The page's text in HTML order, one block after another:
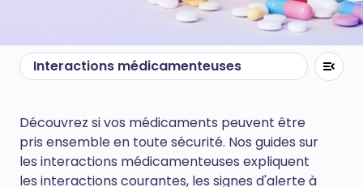
Interactions médicamenteuses
Découvrez si vos médicaments peuvent être
pris ensemble en toute sécurité. Nos guides sur
les interactions médicamenteuses expliquent
les interactions courantes, les signes d'alerte à